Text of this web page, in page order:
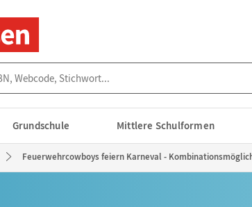
Grundschule Mittlere Schulformen
Feuerwehrcowboys feiern Karneval -